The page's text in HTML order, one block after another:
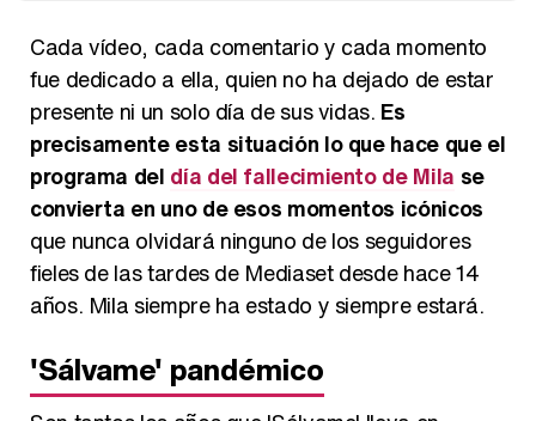
Cada vídeo, cada comentario y cada momento
fue dedicado a ella, quien no ha dejado de estar
presente ni un solo día de sus vidas. Es
precisamente esta situación lo que hace que el
programa del día del fallecimiento de Mila se
convierta en uno de esos momentos icónicos
que nunca olvidará ninguno de los seguidores
fieles de las tardes de Mediaset desde hace 14
años. Mila siempre ha estado y siempre estará.
'Sálvame' pandémico